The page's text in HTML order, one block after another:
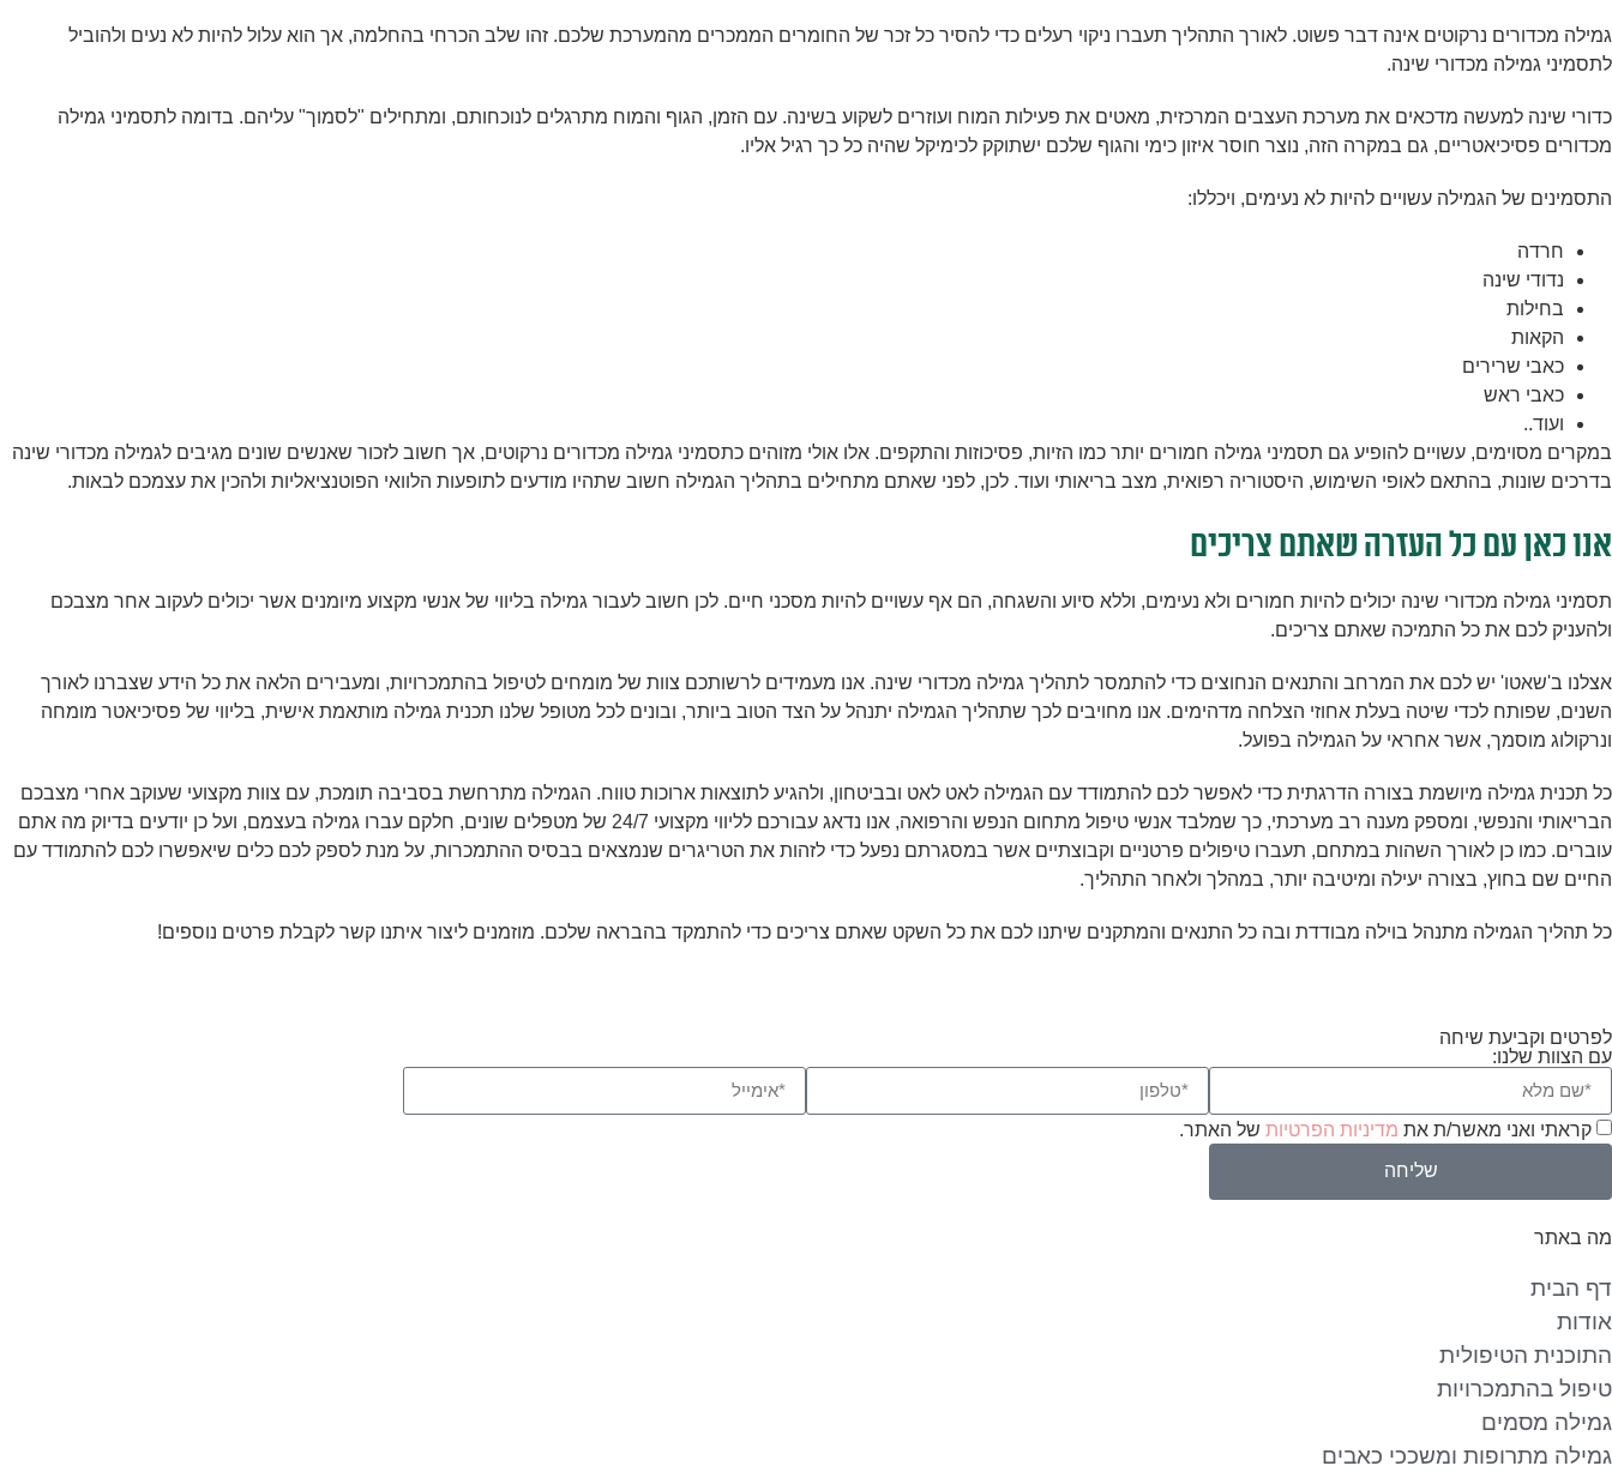
גמילה מכדורים נרקוטים אינה דבר פשוט. לאורך התהליך תעברו ניקוי רעלים כדי להסיר כל זכר של החומרים הממכרים מהמערכת שלכם. זהו שלב הכרחי בהחלמה, אך הוא עלול להיות לא נעים ולהוביל
לתסמיני גמילה מכדורי שינה.
כדורי שינה למעשה מדכאים את מערכת העצבים המרכזית, מאטים את פעילות המוח ועוזרים לשקוע בשינה. עם הזמן, הגוף והמוח מתרגלים לנוכחותם, ומתחילים "לסמוך" עליהם. בדומה לתסמיני גמילה
מכדורים פסיכיאטריים, גם במקרה הזה, נוצר חוסר איזון כימי והגוף שלכם ישתוקק לכימיקל שהיה כל כך רגיל אליו.
התסמינים של הגמילה עשויים להיות לא נעימים, ויכללו:
חרדה
נדודי שינה
בחילות
הקאות
כאבי שרירים
כאבי ראש
ועוד..
במקרים מסוימים, עשויים להופיע גם תסמיני גמילה חמורים יותר כמו הזיות, פסיכוזות והתקפים. אלו אולי מזוהים כתסמיני גמילה מכדורים נרקוטים, אך חשוב לזכור שאנשים שונים מגיבים לגמילה מכדורי שינה
בדרכים שונות, בהתאם לאופי השימוש, היסטוריה רפואית, מצב בריאותי ועוד. לכן, לפני שאתם מתחילים בתהליך הגמילה חשוב שתהיו מודעים לתופעות הלוואי הפוטנציאליות ולהכין את עצמכם לבאות.
אנו כאן עם כל העזרה שאתם צריכים
תסמיני גמילה מכדורי שינה יכולים להיות חמורים ולא נעימים, וללא סיוע והשגחה, הם אף עשויים להיות מסכני חיים. לכן חשוב לעבור גמילה בליווי של אנשי מקצוע מיומנים אשר יכולים לעקוב אחר מצבכם
ולהעניק לכם את כל התמיכה שאתם צריכים.
אצלנו ב'שאטו' יש לכם את המרחב והתנאים הנחוצים כדי להתמסר לתהליך גמילה מכדורי שינה. אנו מעמידים לרשותכם צוות של מומחים לטיפול בהתמכרויות, ומעבירים הלאה את כל הידע שצברנו לאורך
השנים, שפותח לכדי שיטה בעלת אחוזי הצלחה מדהימים. אנו מחויבים לכך שתהליך הגמילה יתנהל על הצד הטוב ביותר, ובונים לכל מטופל שלנו תכנית גמילה מותאמת אישית, בליווי של פסיכיאטר מומחה
ונרקולוג מוסמך, אשר אחראי על הגמילה בפועל.
כל תכנית גמילה מיושמת בצורה הדרגתית כדי לאפשר לכם להתמודד עם הגמילה לאט לאט ובביטחון, ולהגיע לתוצאות ארוכות טווח. הגמילה מתרחשת בסביבה תומכת, עם צוות מקצועי שעוקב אחרי מצבכם
הבריאותי והנפשי, ומספק מענה רב מערכתי, כך שמלבד אנשי טיפול מתחום הנפש והרפואה, אנו נדאג עבורכם לליווי מקצועי 24/7 של מטפלים שונים, חלקם עברו גמילה בעצמם, ועל כן יודעים בדיוק מה אתם
עוברים. כמו כן לאורך השהות במתחם, תעברו טיפולים פרטניים וקבוצתיים אשר במסגרתם נפעל כדי לזהות את הטריגרים שנמצאים בבסיס ההתמכרות, על מנת לספק לכם כלים שיאפשרו לכם להתמודד עם
החיים שם בחוץ, בצורה יעילה ומיטיבה יותר, במהלך ולאחר התהליך.
כל תהליך הגמילה מתנהל בוילה מבודדת ובה כל התנאים והמתקנים שיתנו לכם את כל השקט שאתם צריכים כדי להתמקד בהבראה שלכם. מוזמנים ליצור איתנו קשר לקבלת פרטים נוספים!
לפרטים וקביעת שיחה
עם הצוות שלנו:
קראתי ואני מאשר/ת את מדיניות הפרטיות של האתר.
שליחה
מה באתר
דף הבית
אודות
התוכנית הטיפולית
טיפול בהתמכרויות
גמילה מסמים
גמילה מתרופות ומשככי כאבים